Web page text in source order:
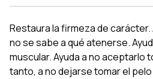
Restaura la firmeza de carácter.
no se sabe a qué atenerse.
muscular. Ayuda a no aceptarlo
tanto, a no dejarse tomar el